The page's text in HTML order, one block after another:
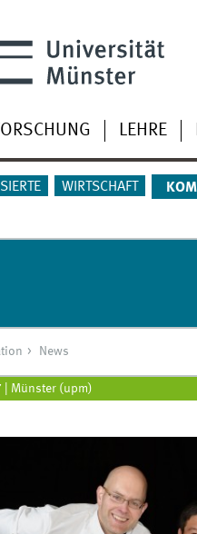
LEHRE
WIRTSCHAFT
News
Münster (upm)